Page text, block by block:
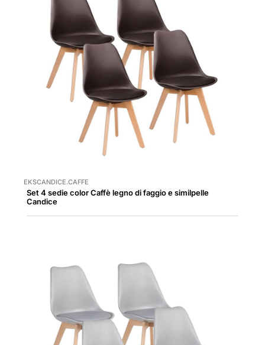
EKSCANDICE.CAFFE
Set 4 sedie color Caffè legno di faggio e similpelle
Candice